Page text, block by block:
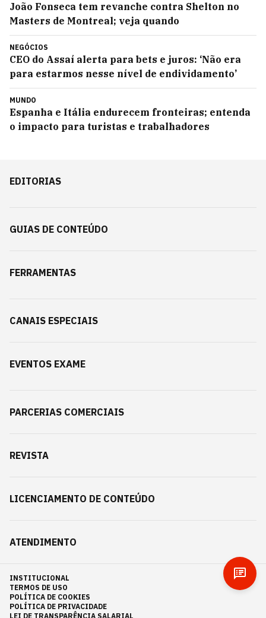
João Fonseca tem revanche contra Shelton no
Masters de Montreal; veja quando
NEGÓCIOS
CEO do Assaí alerta para bets e juros: ‘Não era
para estarmos nesse nível de endividamento’
MUNDO
Espanha e Itália endurecem fronteiras; entenda
o impacto para turistas e trabalhadores
EDITORIAS
GUIAS DE CONTEÚDO
FERRAMENTAS
CANAIS ESPECIAIS
EVENTOS EXAME
PARCERIAS COMERCIAIS
REVISTA
LICENCIAMENTO DE CONTEÚDO
ATENDIMENTO
INSTITUCIONAL
TERMOS DE USO
POLÍTICA DE COOKIES
POLÍTICA DE PRIVACIDADE
LEI DE TRANSPARÊNCIA SALARIAL